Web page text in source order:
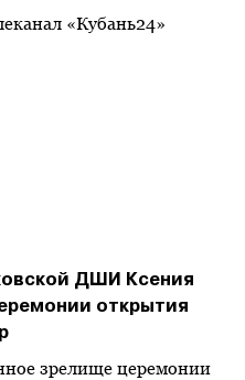
«Кубань24»
ДШИ Ксения
открытия
зрелище церемонии